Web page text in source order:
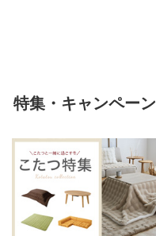
特集・キャンペーン